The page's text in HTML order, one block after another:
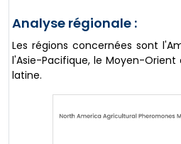
Analyse régionale :
Les régions concernées sont
l'Asie-Pacifique, le Moyen-
latine.